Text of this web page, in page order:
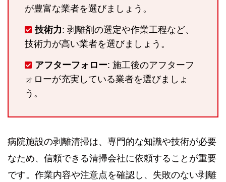
が豊富な業者を選びましょう。
技術力: 剥離剤の選定や作業工程など、
技術力が高い業者を選びましょう。
アフターフォロー: 施工後のアフターフ
ォローが充実している業者を選びましょ
う。
病院施設の剥離清掃は、専門的な知識や技術が必要
なため、信頼できる清掃会社に依頼することが重要
です。作業内容や注意点を確認し、失敗のない剥離